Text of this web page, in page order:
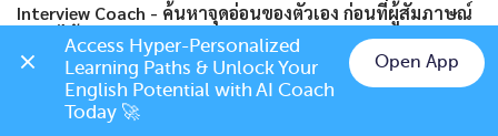
Interview Coach - ค้นหาจุดอ่อนของตัวเอง ก่อนที่ผู้สัมภาษณ์
จะจับได้
เขียนที่อยู่ภาษาอังกฤษ (Address): บ้านเลขที่ หมู่บ้าน ตำบล
อำเภอ จังหวัด เมือง
Chat on LINE
Access Hyper-Personalized
Learning Paths & Unlock Your
English Potential with AI Coach
Today 🚀
Open App